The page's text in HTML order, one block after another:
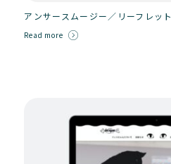
アンサースムージー／リーフレット
Read more